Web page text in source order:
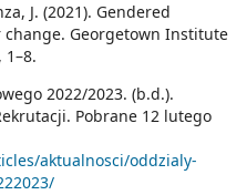
J. (2021). Gendered
Georgetown Institute
1–8.
2022/2023. (b.d.).
Pobrane 12 lutego
aktualnosci/oddzialy-